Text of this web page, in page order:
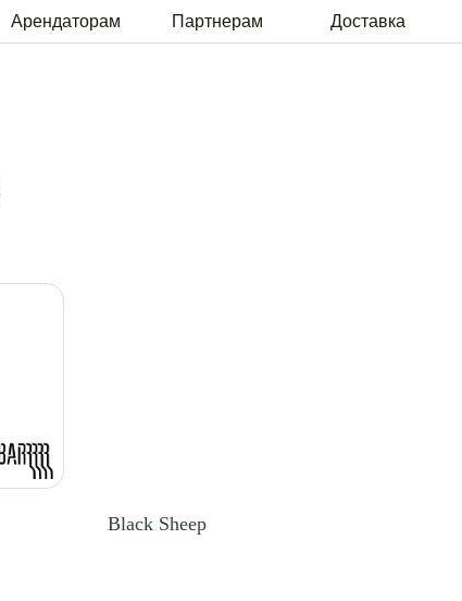
Партнерам Доставка
Black Sheep